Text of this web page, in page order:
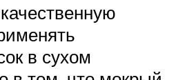
в сухом